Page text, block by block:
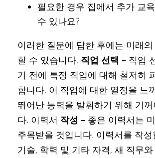
필요한 경우 집에서 추가 교
수 있나요?
이러한 질문에 답한 후에는 미래
할 수 있습니다. 직업 선택 – 직업
기 전에 특정 직업에 대해 철저히
합니다. 이 직업에 대한 열정을 느
뛰어난 능력을 발휘하기 위해 기
다. 이력서 작성 – 좋은 이력서는
주목받을 것입니다. 이력서를 작
기술, 학력 및 기타 자격, 새 직무